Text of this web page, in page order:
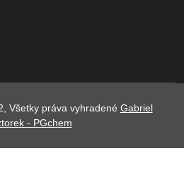
Všetky práva vyhradené Gabriel
- PGchem